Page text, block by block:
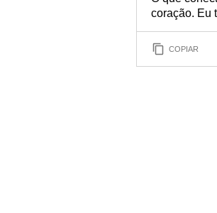
coração. Eu
COPIAR